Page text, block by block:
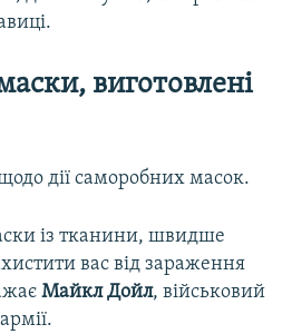
виготовлені
дії саморобних масок.
із тканини, швидше
вас від зараження
Майкл Дойл, військовий